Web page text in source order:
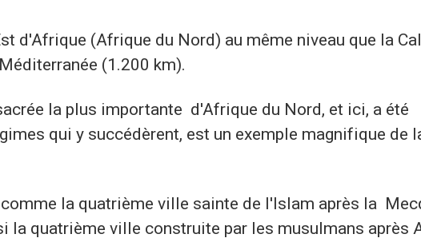
d'Afrique (Afrique du Nord) au même niveau que la
(1.200 km).
la plus importante d'Afrique du Nord, et ici, a été
qui y succédèrent, est un exemple magnifique de
la quatrième ville sainte de l'Islam après la
la quatrième ville construite par les musulmans après